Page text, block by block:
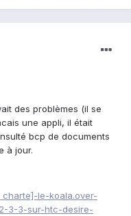
des problèmes (il se
une appli, il était
bcp de documents
à jour.
le-koala.over-
3-3-sur-htc-desire-